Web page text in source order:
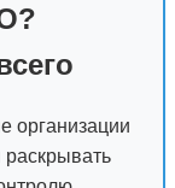
организации